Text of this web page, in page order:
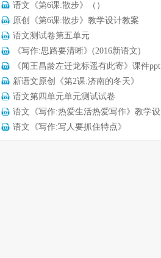
语文《第6课:散步》（）
原创《第6课:散步》教学设计教案
语文测试卷第五单元
《写作:思路要清晰》(2016新语文)
《闻王昌龄左迁龙标遥有此寄》课件ppt
新语文原创《第2课:济南的冬天》
语文第四单元单元测试试卷
语文《写作:热爱生活热爱写作》教学设计教案
语文《写作:写人要抓住特点》